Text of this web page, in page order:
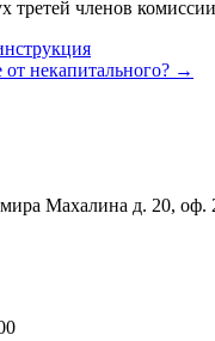
третей членов
от некапитального? →
Махалина д. 20, оф.